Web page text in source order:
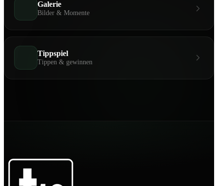
Galerie
Bilder & Momente
Tippspiel
Tippen & gewinnen